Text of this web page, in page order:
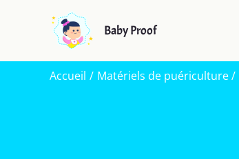
Baby Proof
Accueil Matériels de puériculture